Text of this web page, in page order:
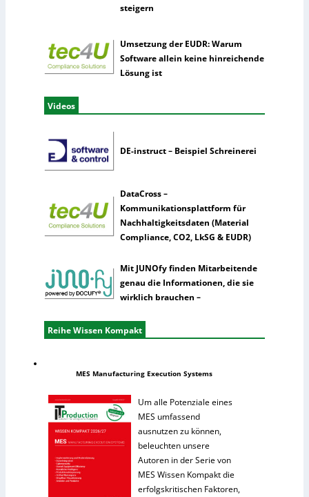
steigern
Umsetzung der EUDR: Warum
Software allein keine hinreichende
Lösung ist
Videos
DE-instruct – Beispiel Schreinerei
DataCross –
Kommunikationsplattform für
Nachhaltigkeitsdaten (Material
Compliance, CO2, LkSG & EUDR)
Mit JUNOfy finden Mitarbeitende
genau die Informationen, die sie
wirklich brauchen –
Reihe Wissen Kompakt
MES Manufacturing Execution Systems
Um alle Potenziale eines
MES umfassend
ausnutzen zu können,
beleuchten unsere
Autoren in der Serie von
MES Wissen Kompakt die
erfolgskritischen Faktoren,